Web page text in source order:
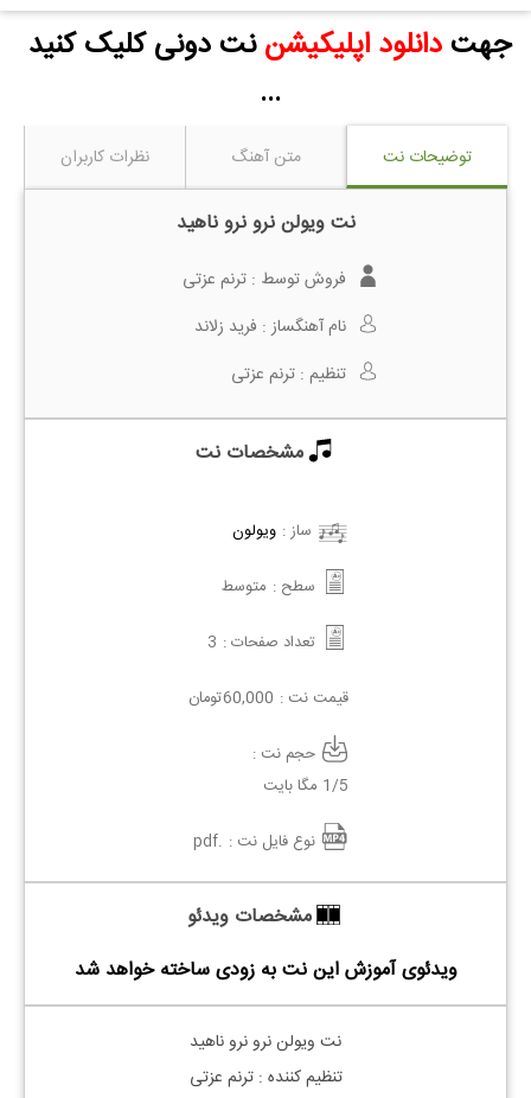
جهتدانلود اپلیکیشن نت دونی کلیک کنید
...
توضیحات نت متن آهنگ نظرات کاربران
نت ویولن نرو نرو ناهید
فروش توسط : ترنم عزتی
نام آهنگساز : فرید زلاند
تنظیم : ترنم عزتی
مشخصات نت
ساز : ویولون
سطح : متوسط
تعداد صفحات : 3
قیمت نت : 60,000تومان
حجم نت :
1/5 مگا بایت
نوع فایل نت : .pdf
مشخصات ویدئو
ویدئوی آموزش این نت به زودی ساخته خواهد شد
نت ویولن نرو نرو ناهید
تنظیم کننده : ترنم عزتی